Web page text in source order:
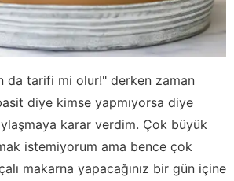
da tarifi mi olur!" derken zaman
diye kimse yapmıyorsa diye
karar verdim. Çok büyük
istemiyorum ama bence çok
makarna yapacağınız bir gün içine